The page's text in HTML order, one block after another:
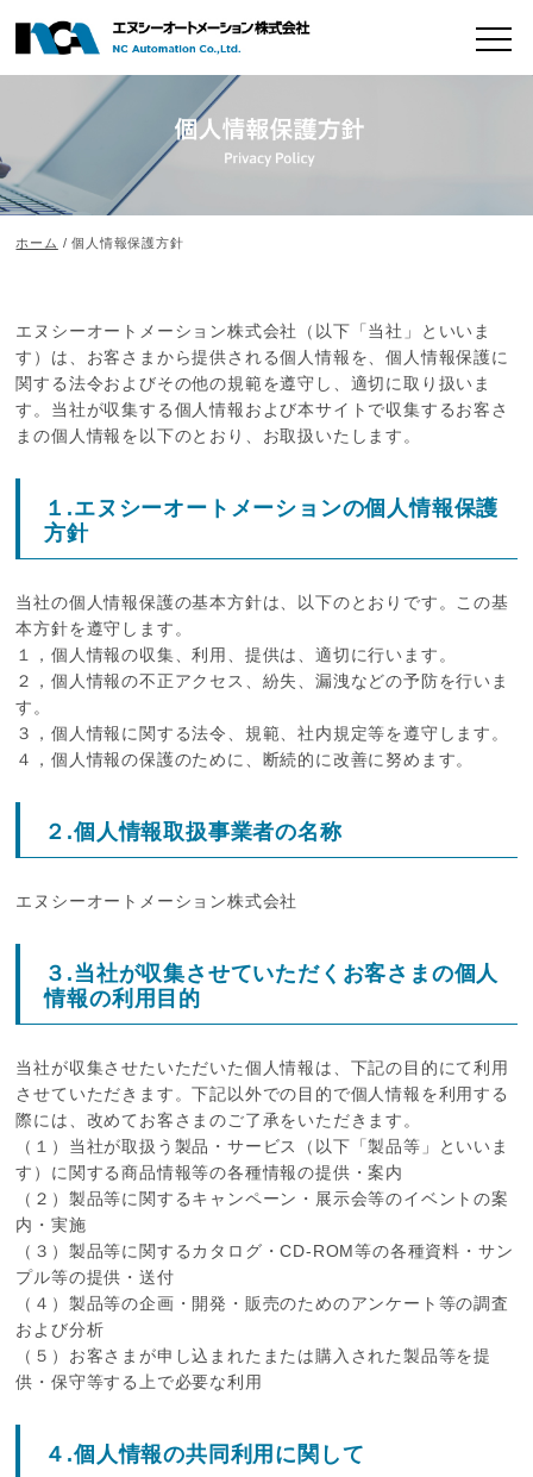
ホーム / 個人情報保護方針
エヌシーオートメーション株式会社（以下「当社」といいま
す）は、お客さまから提供される個人情報を、個人情報保護に
関する法令およびその他の規範を遵守し、適切に取り扱いま
す。当社が収集する個人情報および本サイトで収集するお客さ
まの個人情報を以下のとおり、お取扱いたします。
１.エヌシーオートメーションの個人情報保護
方針
当社の個人情報保護の基本方針は、以下のとおりです。この基
本方針を遵守します。
１，個人情報の収集、利用、提供は、適切に行います。
２，個人情報の不正アクセス、紛失、漏洩などの予防を行いま
す。
３，個人情報に関する法令、規範、社内規定等を遵守します。
４，個人情報の保護のために、断続的に改善に努めます。
２.個人情報取扱事業者の名称
エヌシーオートメーション株式会社
３.当社が収集させていただくお客さまの個人
情報の利用目的
当社が収集させたいただいた個人情報は、下記の目的にて利用
させていただきます。下記以外での目的で個人情報を利用する
際には、改めてお客さまのご了承をいただきます。
（１）当社が取扱う製品・サービス（以下「製品等」といいま
す）に関する商品情報等の各種情報の提供・案内
（２）製品等に関するキャンペーン・展示会等のイベントの案
内・実施
（３）製品等に関するカタログ・CD-ROM等の各種資料・サン
プル等の提供・送付
（４）製品等の企画・開発・販売のためのアンケート等の調査
および分析
（５）お客さまが申し込まれたまたは購入された製品等を提
供・保守等する上で必要な利用
４.個人情報の共同利用に関して